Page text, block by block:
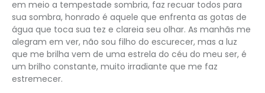
em meio a tempestade sombria, faz recuar todos para
sua sombra, honrado é aquele que enfrenta as gotas de
água que toca sua tez e clareia seu olhar. As manhãs me
alegram em ver, não sou filho do escurecer, mas a luz
que me brilha vem de uma estrela do céu do meu ser, é
um brilho constante, muito irradiante que me faz
estremecer.